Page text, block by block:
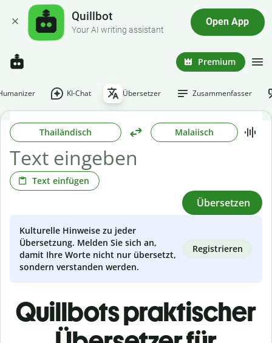
Quillbot
Your AI writing assistant
Open App
Premium
KI-Chat Übersetzer Zusammenfasser
Thailändisch Malaiisch
Text einfügen
Übersetzen
Kulturelle Hinweise zu jeder
Übersetzung. Melden Sie sich an,
damit Ihre Worte nicht nur übersetzt,
sondern verstanden werden.
Registrieren
Quillbots praktischer